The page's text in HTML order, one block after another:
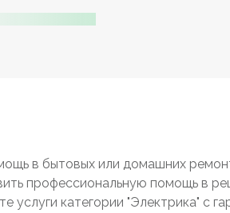
в бытовых или домашних
профессиональную помощь в
услуги категории "Электрика" с